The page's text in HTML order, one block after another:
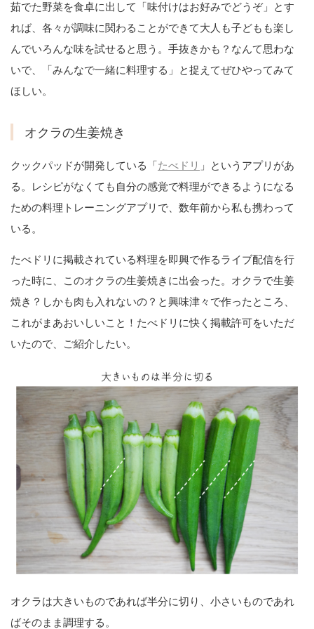
茹でた野菜を食卓に出して「味付けはお好みでどうぞ」とす
れば、各々が調味に関わることができて大人も子どもも楽し
んでいろんな味を試せると思う。手抜きかも？なんて思わな
いで、「みんなで一緒に料理する」と捉えてぜひやってみて
ほしい。
オクラの生姜焼き
クックパッドが開発している「たべドリ 」というアプリがあ
る。レシピがなくても自分の感覚で料理ができるようになる
ための料理トレーニングアプリで、数年前から私も携わって
いる。
たべドリに掲載されている料理を即興で作るライブ配信を行
った時に、このオクラの生姜焼きに出会った。オクラで生姜
焼き？しかも肉も入れないの？と興味津々で作ったところ、
これがまあおいしいこと！たべドリに快く掲載許可をいただ
いたので、ご紹介したい。
オクラは大きいものであれば半分に切り、小さいものであれ
ばそのまま調理する。